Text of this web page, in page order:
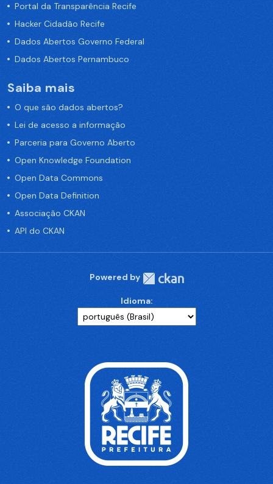
Portal da Transparência Recife
Hacker Cidadão Recife
Dados Abertos Governo Federal
Dados Abertos Pernambuco
Saiba mais
O que são dados abertos?
Lei de acesso a informação
Parceria para Governo Aberto
Open Knowledge Foundation
Open Data Commons
Open Data Definition
Associação CKAN
API do CKAN
Powered by
Idioma